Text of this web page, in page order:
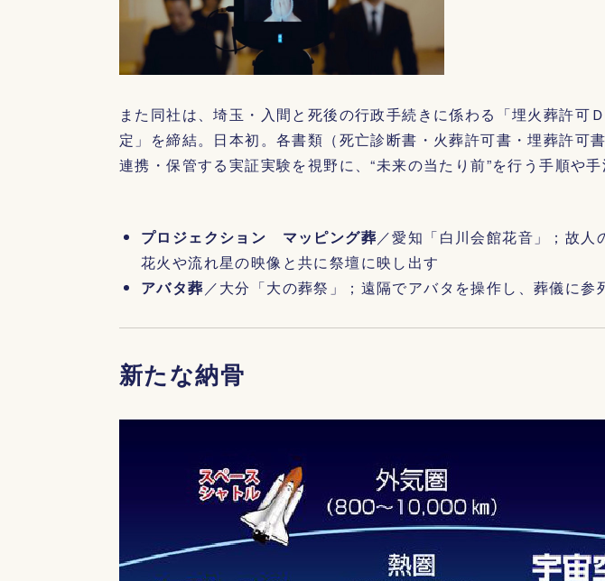
また同社は、埼玉・入間と死後の行政手続きに係わる「埋火葬許可
定」を締結。日本初。各書類（死亡診断書・火葬許可書・埋葬許可
連携・保管する実証実験を視野に、“未来の当たり前”を行う手順や手
プロジェクション マッピング葬 ／愛知「白川会館花音」；故人
花火や流れ星の映像と共に祭壇に映し出す
アバタ葬 ／大分「大の葬祭」；遠隔でアバタを操作し、葬儀に参
新たな納骨